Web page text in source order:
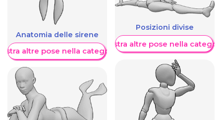
Anatomia delle sirene
altre pose nella categoria
Posizioni divise
Mostra altre pose nella